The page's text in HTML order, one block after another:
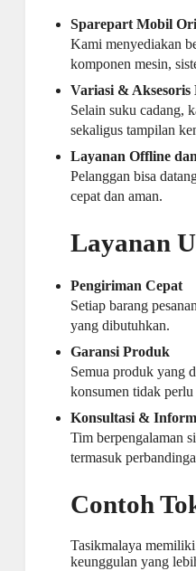
Sparepart Mobil
Kami menyediakan
komponen mesin,
Variasi & Aksesoris
Selain suku cadang,
sekaligus tampilan
Layanan Offline
Pelanggan bisa
cepat dan aman.
Layanan
Pengiriman Cepat
Setiap barang
yang dibutuhkan.
Garansi Produk
Semua produk yang
konsumen tidak
Konsultasi &
Tim berpengalaman
termasuk
Contoh
Tasikmalaya
keunggulan yang